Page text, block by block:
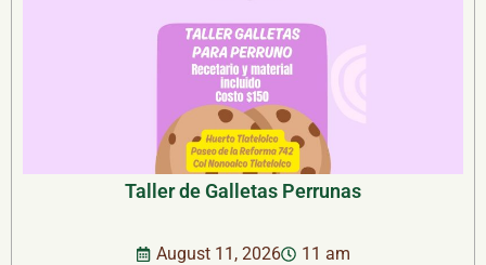
Taller de Galletas Perrunas
August 11, 2026 11 am